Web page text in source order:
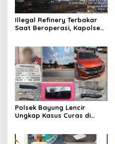
Illegal Refinery Terbakar
Saat Beroperasi, Kapolsek
Pencegahan Terus
Dilakukan
Polsek Bayung Lencir
Ungkap Kasus Curas di
Masih Diburu